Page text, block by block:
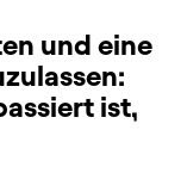
und eine
ist,